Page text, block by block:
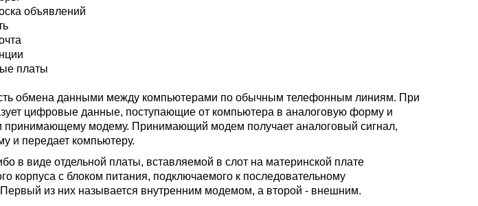
объявлений
платы
обмена данными между компьютерами по обычным телефонным линиям. При
цифровые данные, поступающие от компьютера в аналоговую форму и
принимающему модему. Принимающий модем получает аналоговый сигнал,
и передает компьютеру.
в виде отдельной платы, вставляемой в слот на материнской плате
корпуса с блоком питания, подключаемого к последовательному
из них называется внутренним модемом, а второй - внешним.